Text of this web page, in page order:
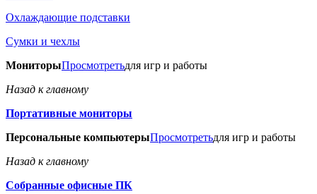
Охлаждающие подставки
Сумки и чехлы
МониторыПросмотретьдля игр и работы
Назад к главному
Портативные мониторы
Персональные компьютерыПросмотретьдля игр и работы
Назад к главному
Собранные офисные ПК